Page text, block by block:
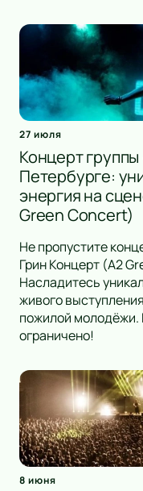
27 июля
Концерт
Петербурге:
энергия на
Green Concert)
Не пропустите
Грин Концерт (A2
Насладитесь
живого
пожилой молодёжи.
ограничено!
8 июня